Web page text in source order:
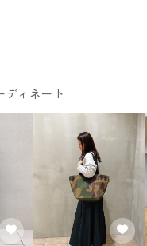
ディネート